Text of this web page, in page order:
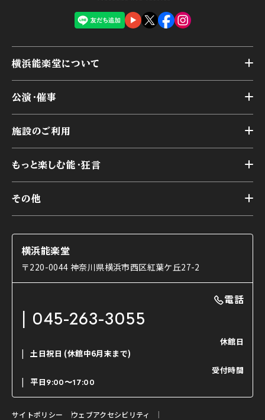
横浜能楽堂について
横浜能楽堂が取り組んだ事業
能舞台の歴史と特徴
様々なお客様に向けて
本舞台座席
交通アクセス
公演・催事
アーカイブ
施設のご利用
第二舞台
研修室
楽屋
ご利用の流れ
利用料金表
もっと楽しむ能・狂言
能舞台と演じ手
使用する道具
能・狂言の曲目説明
日本の古典芸能
その他
コラム
OTABISHO
チケット購入方法
ご寄附について
よくいただくご質問
お問い合わせ
横浜能楽堂
〒220-0044 神奈川県横浜市西区紅葉ケ丘27-2
電話
045-263-3055
休館日
土日祝日 (休館中6月末まで)
受付時間
平日9:00〜17:00
サイトポリシー ウェブアクセシビリティ